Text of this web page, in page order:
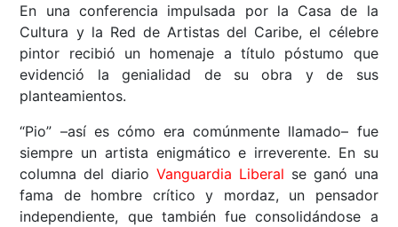
En una conferencia impulsada por la Casa de la
Cultura y la Red de Artistas del Caribe, el célebre
pintor recibió un homenaje a título póstumo que
evidenció la genialidad de su obra y de sus
planteamientos.
“Pio” –así es cómo era comúnmente llamado– fue
siempre un artista enigmático e irreverente. En su
columna del diarioVanguardia Liberal se ganó una
fama de hombre crítico y mordaz, un pensador
independiente, que también fue consolidándose a